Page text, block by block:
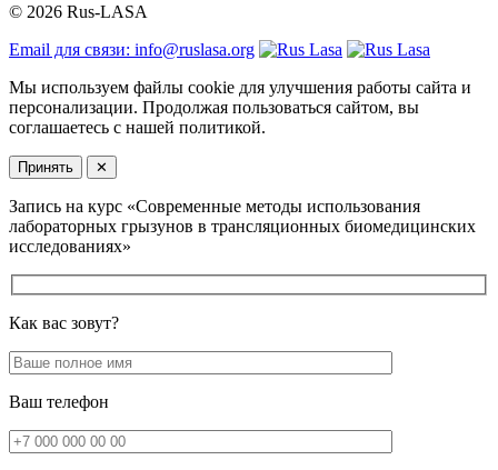
© 2026 Rus-LASA
Email для связи: info@ruslasa.org
Мы используем файлы cookie для улучшения работы сайта и
персонализации. Продолжая пользоваться сайтом, вы
соглашаетесь с нашей политикой.
Принять ✕
Запись на курс «Современные методы использования
лабораторных грызунов в трансляционных биомедицинских
исследованиях»
Как вас зовут?
Ваш телефон